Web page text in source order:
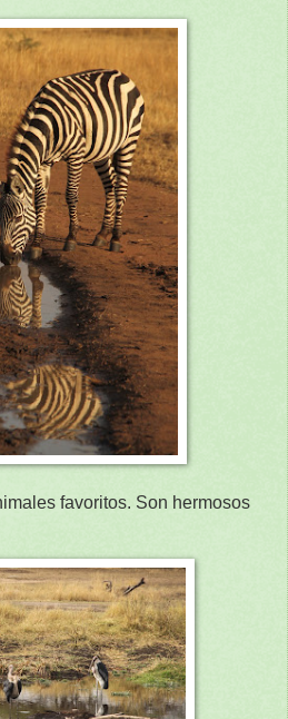
favoritos. Son hermosos